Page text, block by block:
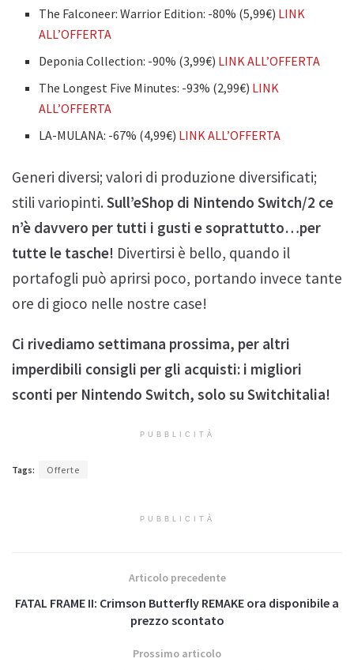
The Falconeer: Warrior Edition: -80% (5,99€) LINK
ALL’OFFERTA
Deponia Collection: -90% (3,99€) LINK ALL’OFFERTA
The Longest Five Minutes: -93% (2,99€) LINK
ALL’OFFERTA
LA-MULANA: -67% (4,99€) LINK ALL’OFFERTA
Generi diversi; valori di produzione diversificati;
stili variopinti. Sull’eShop di Nintendo Switch/2 ce
n’è davvero per tutti i gusti e soprattutto…per
tutte le tasche! Divertirsi è bello, quando il
portafogli può aprirsi poco, portando invece tante
ore di gioco nelle nostre case!
Ci rivediamo settimana prossima, per altri
imperdibili consigli per gli acquisti: i migliori
sconti per Nintendo Switch, solo su Switchitalia!
PUBBLICITÀ
Tags: Offerte
PUBBLICITÀ
Articolo precedente
FATAL FRAME II: Crimson Butterfly REMAKE ora disponibile a
prezzo scontato
Prossimo articolo